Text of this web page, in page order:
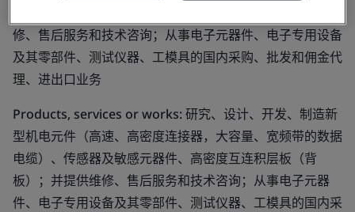
修、售后服务和技术咨询；从事电子元器件、电子专用设备
及其零部件、测试仪器、工模具的国内采购、批发和佣金代
理、进出口业务
Products, services or works:研究、设计、开发、制造新
型机电元件（高速、高密度连接器，大容量、宽频带的数据
电缆）、传感器及敏感元器件、高密度互连积层板（背
板）；并提供维修、售后服务和技术咨询；从事电子元器
件、电子专用设备及其零部件、测试仪器、工模具的国内采